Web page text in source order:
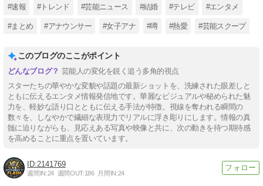
#速報 #トレンド #芸能ニュース #結婚 #テレビ #エンタメ
#まとめ #アナウンサー #女子アナ #噂 #熱愛 #芸能スクープ
このブログのここがポイント
芸能人の変化を鋭く追う多角的視点
スターたちの華やかな変貌や話題の最新ショットを、洗練された眼差しと
ともに伝えるエンタメ情報発信地です。華麗なビジュアルや秘められた魅
力を、軽妙な語り口とともに伝える手法が特徴。視線を奪われる瞬間の
数々を、しなやかで繊細な表現力でリアルに浮き彫りにします。情報の真
髄に迫りながらも、見応えある写真や映像と共に、次の動きを待つ期待感
を高めることに重点を置いています。
2141769
週間IN:24 週間OUT:186 月間IN:24